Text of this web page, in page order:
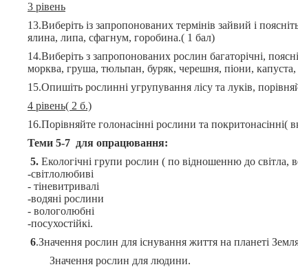
3 рівень
13.Виберіть із запропонованих термінів зайвий і
ялина, липа, сфагнум, горобина.( 1 бал)
14.Виберіть з запропонованих рослин багаторічні,
морква, груша, тюльпан, буряк, черешня, піони,
15.Опишіть рослинні угрупування лісу та луків,
4 рівень( 2 б.)
16.Порівняйте голонасінні рослини та покритонасінні(
Теми 5-7 для опрацювання:
5. Екологічні групи рослин ( по відношенню до світла,
-світлолюбиві
- тіневитривалі
-водяні рослини
- вологолюбні
-посухостійкі.
6.Значення рослин для існування життя на планеті
Значення рослин для людини.